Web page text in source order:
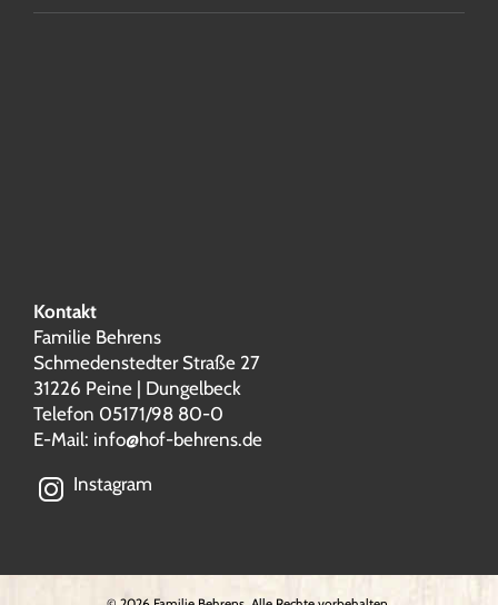
Kontakt
Familie Behrens
Schmedenstedter Straße 27
31226 Peine | Dungelbeck
Telefon 05171/98 80-0
E-Mail: info@hof-behrens.de
Instagram